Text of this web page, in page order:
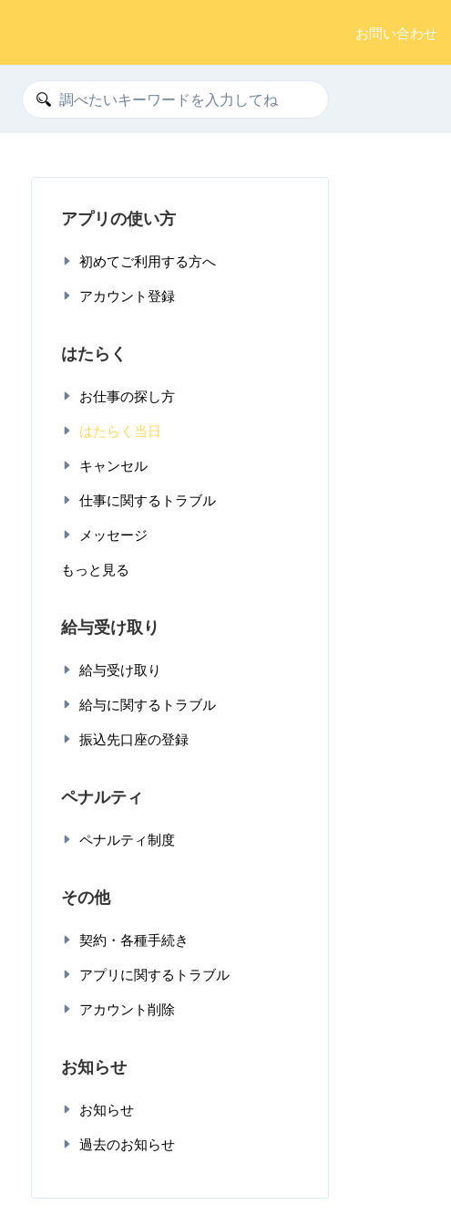
お問い合わせ
検索
アプリの使い方
初めてご利用する方へ
アカウント登録
はたらく
お仕事の探し方
はたらく当日
キャンセル
仕事に関するトラブル
メッセージ
もっと見る
給与受け取り
給与受け取り
給与に関するトラブル
振込先口座の登録
ペナルティ
ペナルティ制度
その他
契約・各種手続き
アプリに関するトラブル
アカウント削除
お知らせ
お知らせ
過去のお知らせ